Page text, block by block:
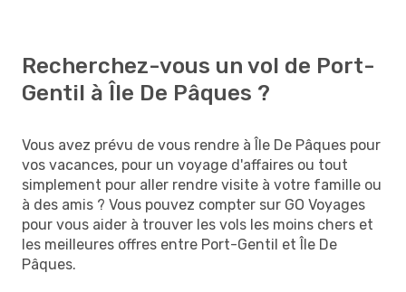
Recherchez-vous un vol de Port-
Gentil à Île De Pâques ?
Vous avez prévu de vous rendre à Île De Pâques pour
vos vacances, pour un voyage d'affaires ou tout
simplement pour aller rendre visite à votre famille ou
à des amis ? Vous pouvez compter sur GO Voyages
pour vous aider à trouver les vols les moins chers et
les meilleures offres entre Port-Gentil et Île De
Pâques.